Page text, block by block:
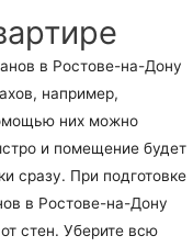
в Ростове-на-Дону
например,
них можно
и помещение будет
сразу. При подготовке
в Ростове-на-Дону
стен. Уберите всю